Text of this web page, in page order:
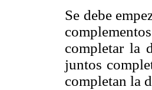
Se debe
completar la
juntos
completan la